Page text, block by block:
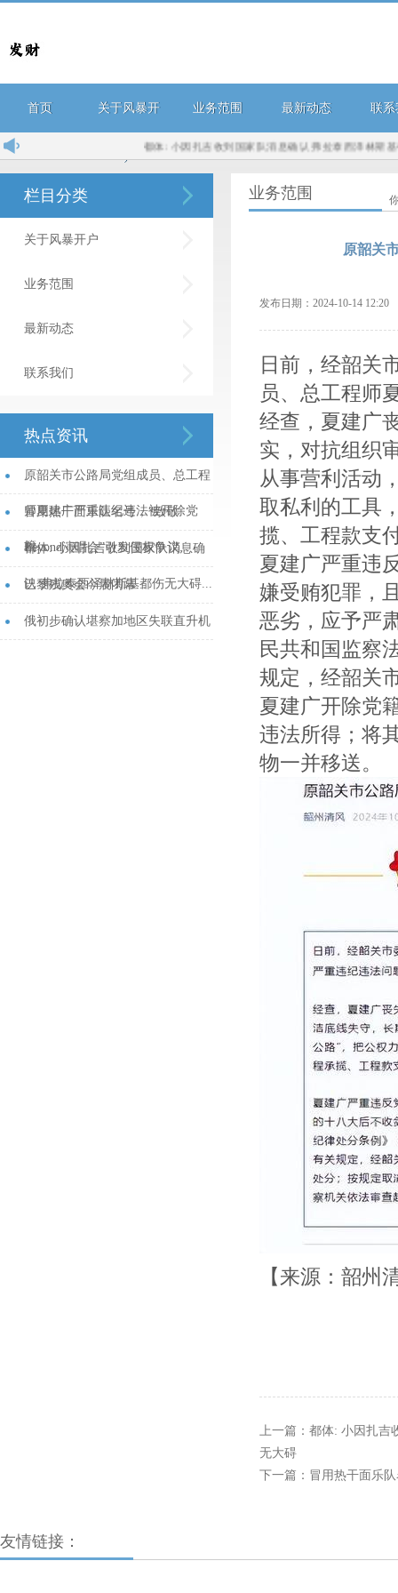
首页 关于风暴开
户
业务范围 最新动态 联系
都体: 小因扎吉收到国家队消息确认 弗拉泰西泽林斯基都
栏目分类
关于风暴开户
业务范围
最新动态
联系我们
热点资讯
原韶关市公路局党组成员、总工程
师夏建广严重违纪违法被开除党
籍...
冒用热干面乐队名号，“致敬
Beyond演唱会”引发侵权争议...
都体: 小因扎吉收到国家队消息确
认 弗拉泰西泽林斯基都伤无大碍...
巴黎残奥会今晨闭幕...
俄初步确认堪察加地区失联直升机
业务范围
原韶关
发布日期：2024-10-14
日前，经韶关
员、总工程师
经查，夏建广
实，对抗组织
从事营利活动
取私利的工具
揽、工程款支
夏建广严重违
嫌受贿犯罪，
恶劣，应予严
民共和国监察
规定，经韶关
夏建广开除党
违法所得；将
物一并移送。
【来源：韶州
上一篇： 都体: 小因扎吉
无大碍
下一篇： 冒用热干面乐
友情链接：